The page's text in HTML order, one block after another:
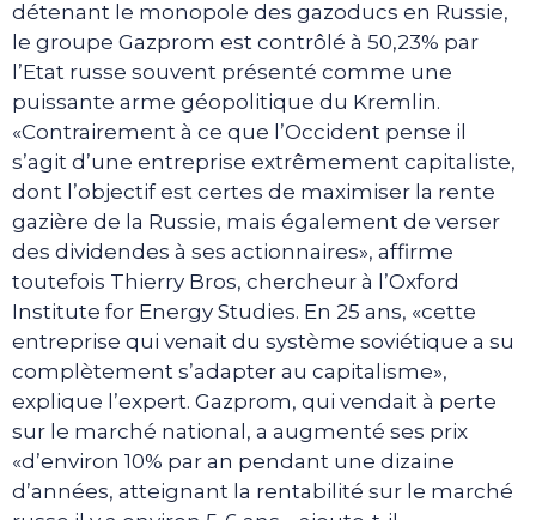
détenant le monopole des gazoducs en Russie,
le groupe Gazprom est contrôlé à 50,23% par
l’Etat russe souvent présenté comme une
puissante arme géopolitique du Kremlin.
«Contrairement à ce que l’Occident pense il
s’agit d’une entreprise extrêmement capitaliste,
dont l’objectif est certes de maximiser la rente
gazière de la Russie, mais également de verser
des dividendes à ses actionnaires», affirme
toutefois Thierry Bros, chercheur à l’Oxford
Institute for Energy Studies. En 25 ans, «cette
entreprise qui venait du système soviétique a su
complètement s’adapter au capitalisme»,
explique l’expert. Gazprom, qui vendait à perte
sur le marché national, a augmenté ses prix
«d’environ 10% par an pendant une dizaine
d’années, atteignant la rentabilité sur le marché